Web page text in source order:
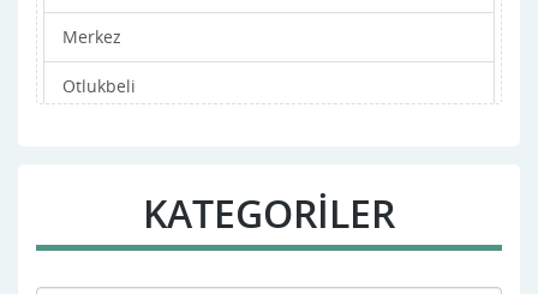
Merkez
Otlukbeli
KATEGORİLER